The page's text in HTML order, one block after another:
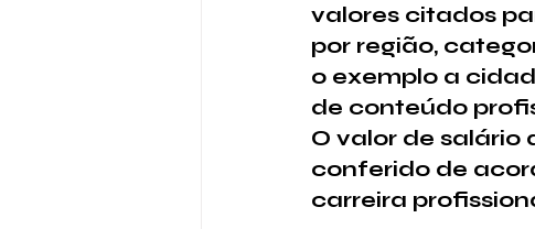
valores citados
por região,
o exemplo a
de conteúdo
O valor de salário
conferido de
carreira